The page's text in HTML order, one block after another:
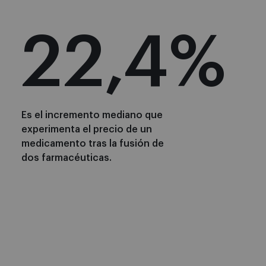
26,9%
Es el incremento mediano que
experimenta el precio de un
medicamento tras la fusión de
dos farmacéuticas.